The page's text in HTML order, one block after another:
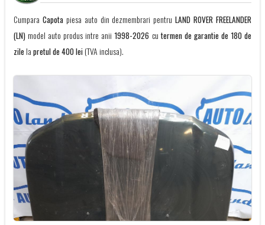
Cumpara Capotapiesa auto din dezmembrari pentruLAND ROVER FREELANDER
(LN)model auto produs intre anii1998-2026 cutermen de garantie de 180 de
zile la pretul de 400 lei(TVA inclusa).